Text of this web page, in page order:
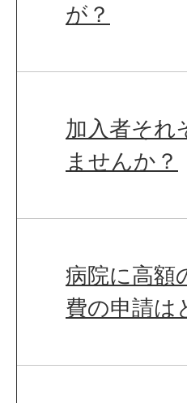
が？
加入者それ
ませんか？
病院に高額
費の申請は